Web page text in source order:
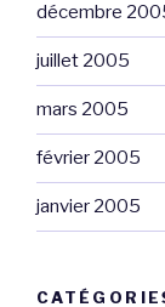
décembre
juillet 2005
mars 2005
février 2005
janvier 2005